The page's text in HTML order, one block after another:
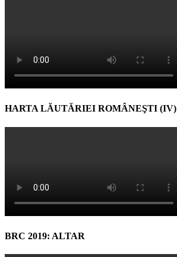
HARTA LĂUTĂRIEI ROMÂNEŞTI (IV)
BRC 2019: ALTAR